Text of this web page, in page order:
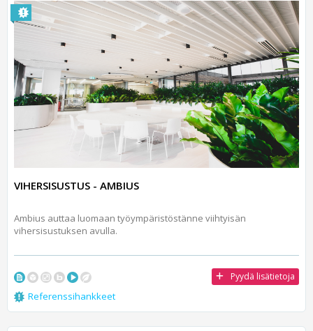
VIHERSISUSTUS - AMBIUS
Ambius auttaa luomaan työympäristöstänne viihtyisän
vihersisustuksen avulla.
Pyydä lisätietoja
Referenssihankkeet